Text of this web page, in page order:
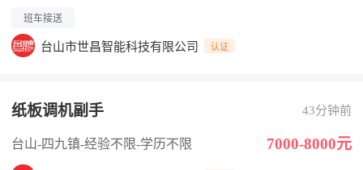
班车接送
台山市世昌智能科技有限公司 认证
纸板调机副手 43分钟前
台山-四九镇-经验不限-学历不限 7000-8000元